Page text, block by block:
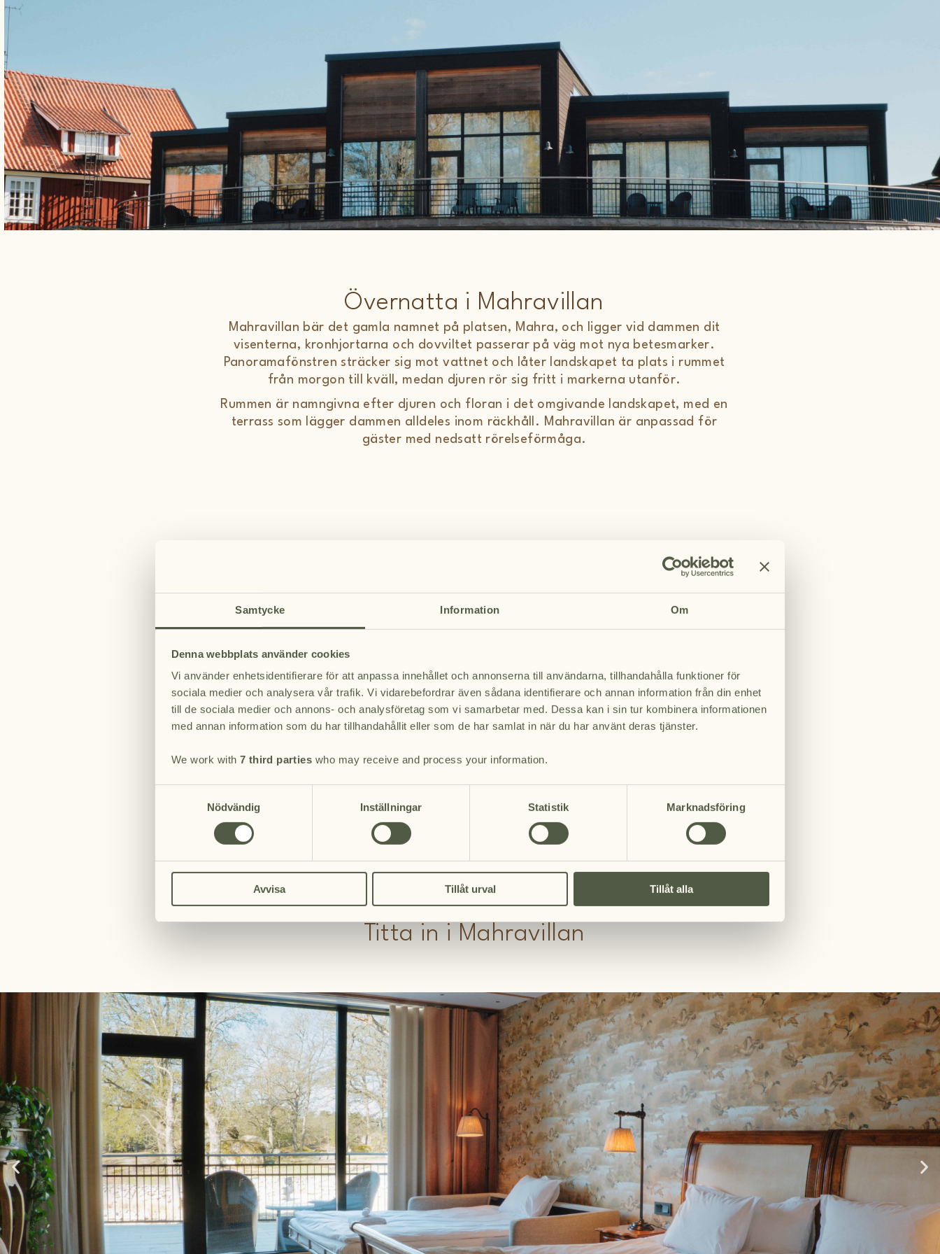
Samtycke Information Om
Denna webbplats använder cookies
Vi använder enhetsidentifierare för att anpassa innehållet och annonserna till användarna, tillhandahålla funktioner för
sociala medier och analysera vår trafik. Vi vidarebefordrar även sådana identifierare och annan information från din enhet
till de sociala medier och annons- och analysföretag som vi samarbetar med. Dessa kan i sin tur kombinera informationen
med annan information som du har tillhandahållit eller som de har samlat in när du har använt deras tjänster.
We work with 7 third parties who may receive and process your information.
Nödvändig
Inställningar Statistik Marknadsföring
Avvisa Tillåt urval Tillåt alla
Övernatta i Mahravillan
Mahravillan bär det gamla namnet på platsen, Mahra, och ligger vid dammen dit
visenterna, kronhjortarna och dovviltet passerar på väg mot nya betesmarker.
Panoramafönstren sträcker sig mot vattnet och låter landskapet ta plats i rummet
från morgon till kväll, medan djuren rör sig fritt i markerna utanför.
Rummen är namngivna efter djuren och floran i det omgivande landskapet, med en
terrass som lägger dammen alldeles inom räckhåll. Mahravillan är anpassad för
gäster med nedsatt rörelseförmåga.
landskapet — Kronhjorten, Dovhjorten, Näckrosen och Visenten.
Panoramafönster med utsikt mot dammen och de vilda djuren som
passerar utanför. Anpassade för familjer med extra
Ca 37 kvm. Upp till 4 personer.
Svit
utsikt över parken. Via en anslutningsdörr kan sviten enkelt utökas
med ett intilliggande rum till en dubbelsvit. Davidshjorten bär namn
efter det sällsynta hjortdjur som sedan 2016 lever fritt i reservatet.
Ca 60 kvm. Upp till 2 personer.
Titta in i Mahravillan